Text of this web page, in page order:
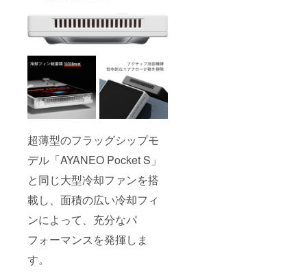
超薄型のフラッグシップモ
デル「AYANEO Pocket S」
と同じ大型冷却ファンを搭
載し、面積の広い冷却フィ
ンによって、充分なパ
フォーマンスを発揮しま
す。